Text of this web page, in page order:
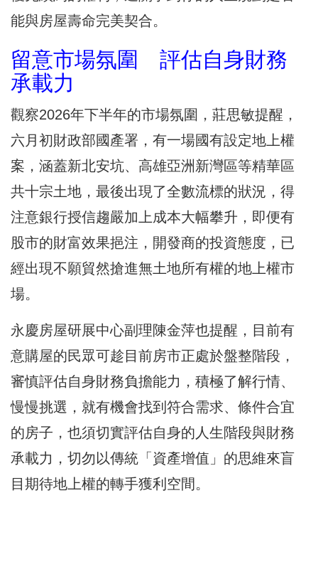
能與房屋壽命完美契合。
留意市場氛圍 評估自身財務
承載力
觀察2026年下半年的市場氛圍，莊思敏提醒，
六月初財政部國產署，有一場國有設定地上權
案，涵蓋新北安坑、高雄亞洲新灣區等精華區
共十宗土地，最後出現了全數流標的狀況，得
注意銀行授信趨嚴加上成本大幅攀升，即便有
股市的財富效果挹注，開發商的投資態度，已
經出現不願貿然搶進無土地所有權的地上權市
場。
永慶房屋研展中心副理陳金萍也提醒，目前有
意購屋的民眾可趁目前房市正處於盤整階段，
審慎評估自身財務負擔能力，積極了解行情、
慢慢挑選，就有機會找到符合需求、條件合宜
的房子，也須切實評估自身的人生階段與財務
承載力，切勿以傳統「資產增值」的思維來盲
目期待地上權的轉手獲利空間。